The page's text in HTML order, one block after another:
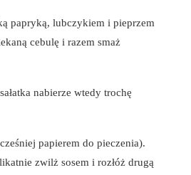
papryką, lubczykiem i pieprzem
cebulę i razem smaż
nabierze wtedy trochę
papierem do pieczenia).
zwilż sosem i rozłóż drugą